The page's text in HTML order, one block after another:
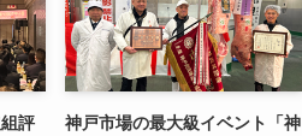
評
神戸市場の最大級イベント「神